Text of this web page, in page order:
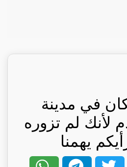
في مدينة
لأنك لم تزوره
يهمنا